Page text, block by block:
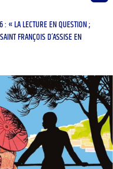
« LA LECTURE EN QUESTION ;
FRANÇOIS D’ASSISE EN